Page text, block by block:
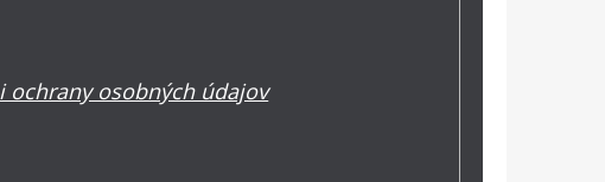
ochrany osobných údajov